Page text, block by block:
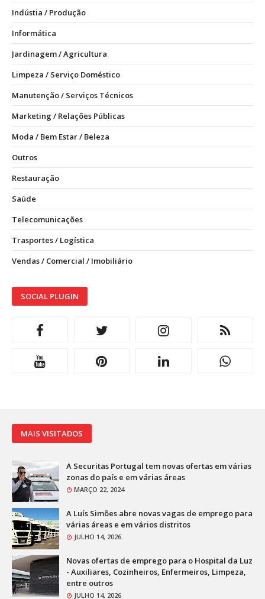
Indústia / Produção
Informática
Jardinagem / Agricultura
Limpeza / Serviço Doméstico
Manutenção / Serviços Técnicos
Marketing / Relações Públicas
Moda / Bem Estar / Beleza
Outros
Restauração
Saúde
Telecomunicações
Trasportes / Logística
Vendas / Comercial / Imobiliário
SOCIAL PLUGIN
MAIS VISITADOS
A Securitas Portugal tem novas ofertas em várias
zonas do país e em várias áreas
MARÇO 22, 2024
A Luís Simões abre novas vagas de emprego para
várias áreas e em vários distritos
JULHO 14, 2026
Novas ofertas de emprego para o Hospital da Luz
- Auxiliares, Cozinheiros, Enfermeiros, Limpeza,
entre outros
JULHO 14, 2026